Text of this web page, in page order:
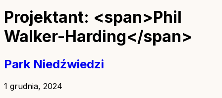
Projektant: <span>Phil
Walker-Harding</span>
Park Niedźwiedzi
1 grudnia, 2024